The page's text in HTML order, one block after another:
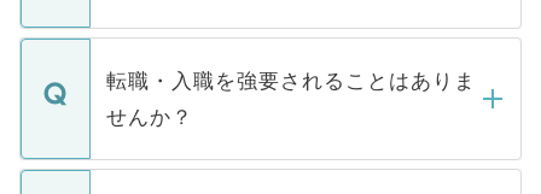
ます。通常、5営業日以内にはご連絡をせて
いただきますので、しばらくお待ちくださ
マイナビDOCTORで取り扱っている求人の
うち約3割は、Webサイトからご覧いただ
けない「非公開求人」です。非公開求人は
下記の理由によって、一般には公開してい
ません。
転職・入職を強要されることはありま
せんか？
転職・入職を強要することは一切ありませ